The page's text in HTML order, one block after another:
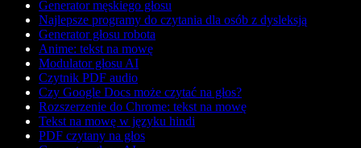
Generator męskiego głosu
Najlepsze programy do czytania dla osób z dysleksją
Generator głosu robota
Anime: tekst na mowę
Modulator głosu AI
Czytnik PDF audio
Czy Google Docs może czytać na głos?
Rozszerzenie do Chrome: tekst na mowę
Tekst na mowę w języku hindi
PDF czytany na głos